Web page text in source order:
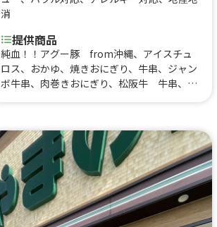
消
提供商品
純血！！アグー豚 from沖縄、アイスチュ
ロス、おかゆ、焼きおにぎり、牛串、ジャン
ボ牛串、肉巻きおにぎり、松阪牛 牛串、ク
テーキ、アメリカンサンド ホットドック、
アメリカンサンド ベーコンチーズ、アメリ
カンサンド ハムチーズ、焼きそば、ロング
ポテト、沖縄ブルーシールアイスクリーム
カップ、唐揚げ(約4-6個＝重さにより)、冷
たいいちご飴、Lサイズハンバーガー 10
0%Beerパティ使用、Lサイズテリヤキハン